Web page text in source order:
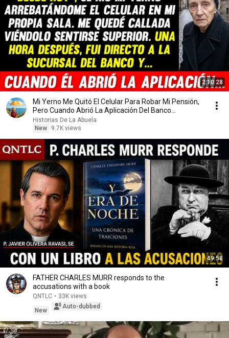
2:10:28
Mi Yerno Me Quitó El Celular Para Robar Mi Pensión,
Pero Cuando Abrió La Aplicación Del Banco...
Historias De La Abuela
New
9.7K views
49:58
FATHER CHARLES MURR responds to the
accusations with a book
QNTLC • 33K views
New
Auto-dubbed